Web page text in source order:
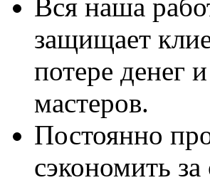
Вся наша
защищает
потере денег
мастеров.
Постоянно
сэкономить